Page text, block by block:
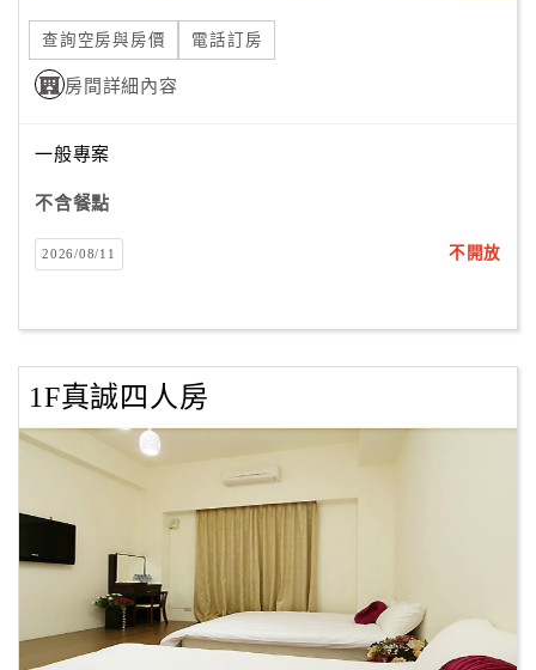
紅
利
查
訂
房
Q&A
卡
訂
請
據
查詢空房與房價 電話訂房
房間詳細內容
一般專案
不含餐點
2026/08/11 不開放
1F真誠四人房